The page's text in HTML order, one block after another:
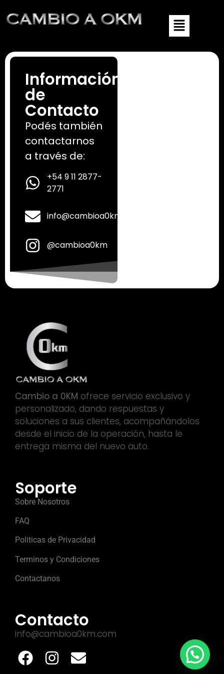
Información
de
Contacto
Podés también
contactarnos
a través de:
+54 9 11 2877-
2771
info@cambioa0km.com
@cambioa0km
Cambio a 0KM ofrece servicio exclusivo y
personalizado, dando respuestas y
soluciones a sus clientes, acompañándolos
desde el inicio de la operación, hasta le
entrega misma del nuevo auto.
Soporte
Sobre Nosotros
FAQ
Politicas de Privacidad
Terminos y Condiciones
Contactanos
Contacto
info@cambioa0km.com